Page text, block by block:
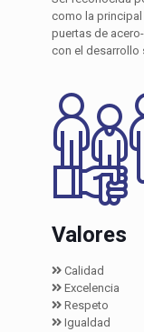
como la
puertas de
con el desarrollo
Valores
Calidad
Excelencia
Respeto
Igualdad